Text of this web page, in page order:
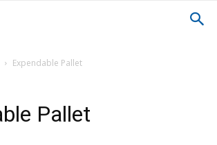
Expendable Pallet
Pallet